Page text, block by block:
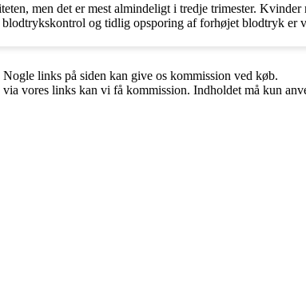
men det er mest almindeligt i tredje trimester.
og tidlig opsporing af forhøjet blodtryk er
links på siden kan give os kommission ved køb.
vores links kan vi få kommission. Indholdet må kun